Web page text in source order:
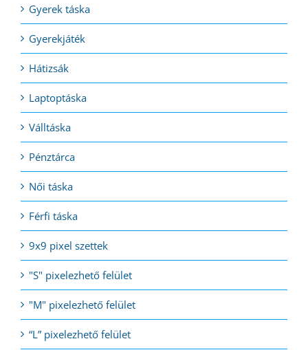
Gyerek táska
Gyerekjáték
Hátizsák
Laptoptáska
Válltáska
Pénztárca
Női táska
Férfi táska
9x9 pixel szettek
"S" pixelezhető felület
"M" pixelezhető felület
“L” pixelezhető felület